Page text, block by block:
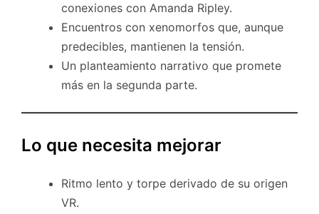
conexiones con Amanda Ripley.
Encuentros con xenomorfos que, aunque
predecibles, mantienen la tensión.
Un planteamiento narrativo que promete
más en la segunda parte.
Lo que necesita mejorar
Ritmo lento y torpe derivado de su origen
VR.